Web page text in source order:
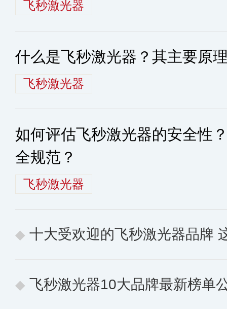
飞秒激光器
什么是飞秒激光器？其主要原
飞秒激光器
如何评估飞秒激光器的安全性
全规范？
飞秒激光器
十大受欢迎的飞秒激光器品牌 这些
飞秒激光器10大品牌最新榜单公